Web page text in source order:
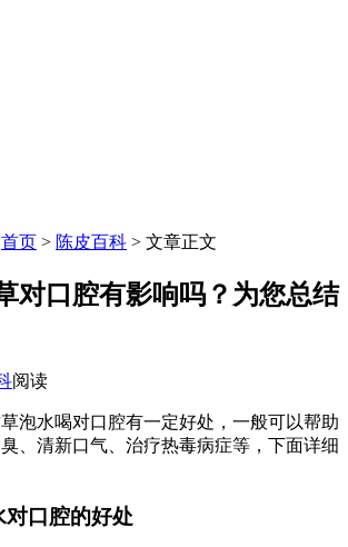
首页 > 陈皮百科 > 文章正文
对口腔有影响吗？为您总结
阅读
泡水喝对口腔有一定好处，一般可以帮助
、清新口气、治疗热毒病症等，下面详细
对口腔的好处